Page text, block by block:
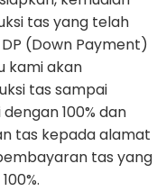
tas yang telah
(Down Payment)
kami akan
tas sampai
100% dan
tas kepada alamat
tas yang